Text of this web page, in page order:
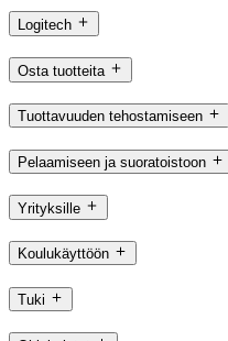
Logitech
Osta tuotteita
Tuottavuuden tehostamiseen
Pelaamiseen ja suoratoistoon
Yrityksille
Koulukäyttöön
Tuki